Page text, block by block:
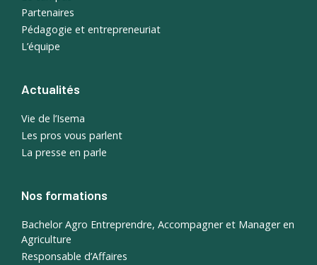
Partenaires
Pédagogie et entrepreneuriat
L’équipe
Actualités
Vie de l’Isema
Les pros vous parlent
La presse en parle
Nos formations
Bachelor Agro Entreprendre, Accompagner et Manager en
Agriculture
Responsable d’Affaires